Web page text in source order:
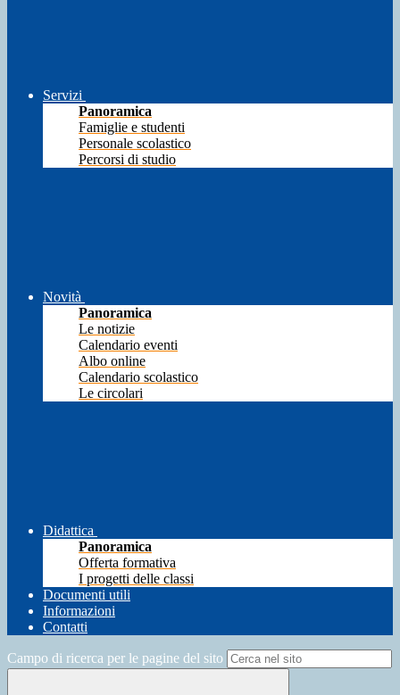
Servizi
Panoramica
Famiglie e studenti
Personale scolastico
Percorsi di studio
Novità
Panoramica
Le notizie
Calendario eventi
Albo online
Calendario scolastico
Le circolari
Didattica
Panoramica
Offerta formativa
I progetti delle classi
Documenti utili
Informazioni
Contatti
Campo di ricerca per le pagine del sito